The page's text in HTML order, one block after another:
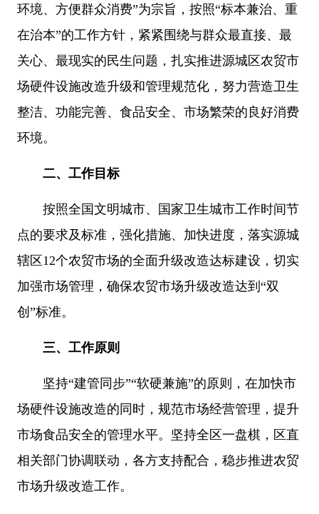
环境、方便群众消费”为宗旨，按照“标本兼治、重
在治本”的工作方针，紧紧围绕与群众最直接、最
关心、最现实的民生问题，扎实推进源城区农贸市
场硬件设施改造升级和管理规范化，努力营造卫生
整洁、功能完善、食品安全、市场繁荣的良好消费
环境。
二、工作目标
按照全国文明城市、国家卫生城市工作时间节
点的要求及标准，强化措施、加快进度，落实源城
辖区12个农贸市场的全面升级改造达标建设，切实
加强市场管理，确保农贸市场升级改造达到“双
创”标准。
三、工作原则
坚持“建管同步”“软硬兼施”的原则，在加快市
场硬件设施改造的同时，规范市场经营管理，提升
市场食品安全的管理水平。坚持全区一盘棋，区直
相关部门协调联动，各方支持配合，稳步推进农贸
市场升级改造工作。